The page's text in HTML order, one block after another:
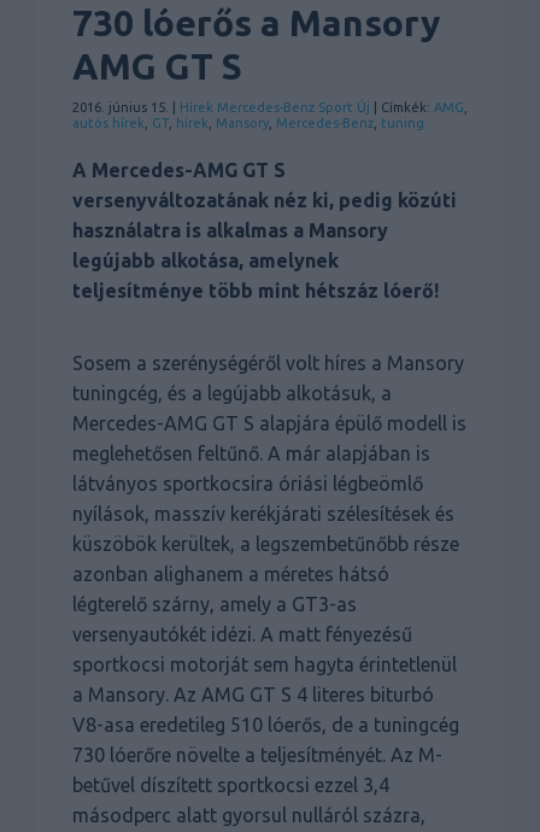
730 lóerős a Mansory
AMG GT S
2016. június 15. | Hírek Mercedes-Benz Sport Új | Címkék: AMG
autós hírek
GT hírek Mansory Mercedes-Benz tuning
A Mercedes-AMG GT S
versenyváltozatának néz ki, pedig közúti
használatra is alkalmas a Mansory
legújabb alkotása, amelynek
teljesítménye több mint hétszáz lóerő!
Sosem a szerénységéről volt híres a Mansory
tuningcég, és a legújabb alkotásuk, a
Mercedes-AMG GT S alapjára épülő modell is
meglehetősen feltűnő. A már alapjában is
látványos sportkocsira óriási légbeömlő
nyílások, masszív kerékjárati szélesítések és
küszöbök kerültek, a legszembetűnőbb része
azonban alighanem a méretes hátsó
légterelő szárny, amely a GT3-as
versenyautókét idézi. A matt fényezésű
sportkocsi motorját sem hagyta érintetlenül
a Mansory. Az AMG GT S 4 literes biturbó
V8-asa eredetileg 510 lóerős, de a tuningcég
730 lóerőre növelte a teljesítményét. Az M-
betűvel díszített sportkocsi ezzel 3,4
másodperc alatt gyorsul nulláról százra,